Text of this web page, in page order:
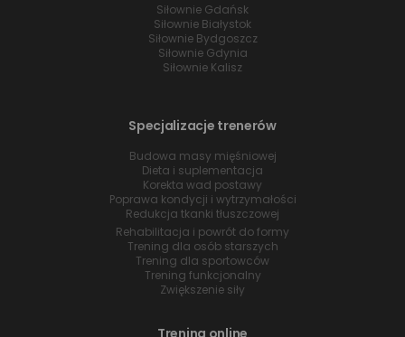
Siłownie Gdańsk
Siłownie Białystok
Siłownie Bydgoszcz
Siłownie Gdynia
Siłownie Kalisz
Specjalizacje trenerów
Budowa masy mięśniowej
Dieta i suplementacja
Korekta wad postawy
Poprawa kondycji i wytrzymałości
Redukcja tkanki tłuszczowej
Rehabilitacja i powrót do formy
Trening dla osób starszych
Trening dla sportowców
Trening funkcjonalny
Zwiększenie siły
Trening online